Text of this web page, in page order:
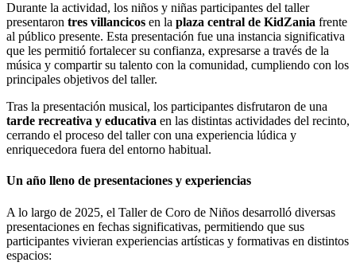
Durante la actividad, los niños y niñas participantes del taller
presentaron tres villancicos en la plaza central de KidZania frente
al público presente. Esta presentación fue una instancia significativa
que les permitió fortalecer su confianza, expresarse a través de la
música y compartir su talento con la comunidad, cumpliendo con los
principales objetivos del taller.
Tras la presentación musical, los participantes disfrutaron de una
tarde recreativa y educativa en las distintas actividades del recinto,
cerrando el proceso del taller con una experiencia lúdica y
enriquecedora fuera del entorno habitual.
Un año lleno de presentaciones y experiencias
A lo largo de 2025, el Taller de Coro de Niños desarrolló diversas
presentaciones en fechas significativas, permitiendo que sus
participantes vivieran experiencias artísticas y formativas en distintos
espacios: